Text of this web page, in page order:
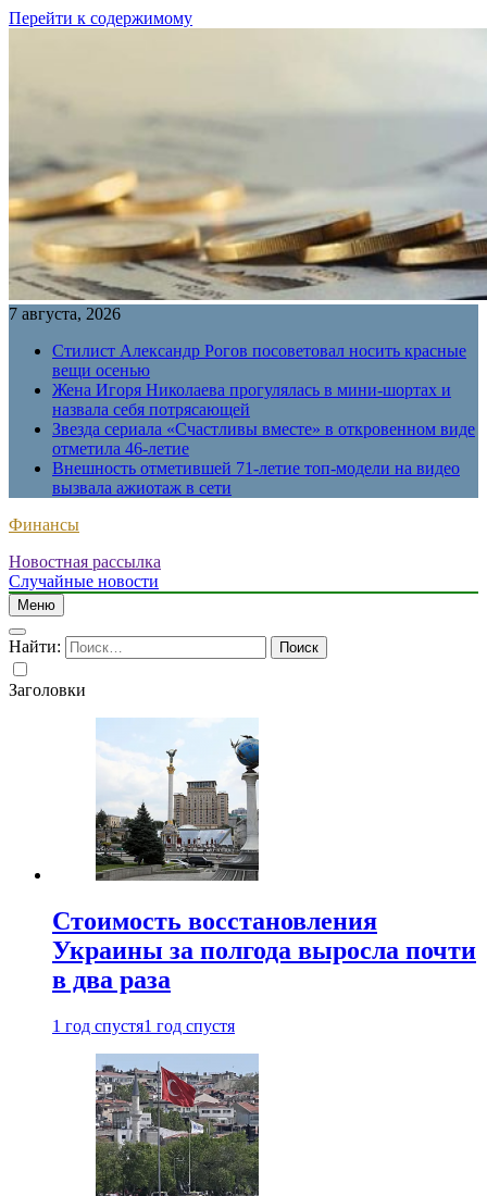
Перейти к содержимому
7 августа, 2026
Стилист Александр Рогов посоветовал носить красные
вещи осенью
Жена Игоря Николаева прогулялась в мини-шортах и
назвала себя потрясающей
Звезда сериала «Счастливы вместе» в откровенном виде
отметила 46-летие
Внешность отметившей 71-летие топ-модели на видео
вызвала ажиотаж в сети
Финансы
Новостная рассылка
Случайные новости
Меню
Найти:
Заголовки
Стоимость восстановления
Украины за полгода выросла почти
в два раза
1 год спустя1 год спустя